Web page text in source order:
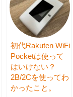
初代Rakuten WiFi
Pocketは使って
はいけない？
2B/2Cを使ってわ
かったこと。